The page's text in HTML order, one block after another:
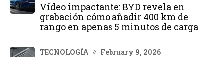
Vídeo impactante: BYD revela en
grabación cómo añadir 400 km de
rango en apenas 5 minutos de carga
TECNOLOGÍA February 9, 2026